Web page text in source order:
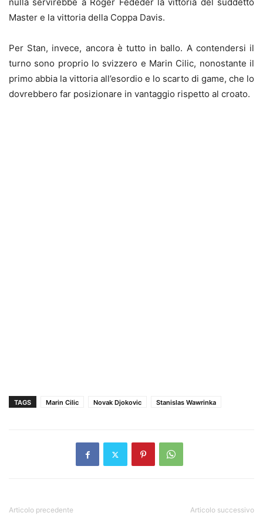
Master e la vittoria della Coppa Davis.
Per Stan, invece, ancora è tutto in ballo. A contendersi il
turno sono proprio lo svizzero e Marin Cilic, nonostante il
primo abbia la vittoria all’esordio e lo scarto di game, che lo
dovrebbero far posizionare in vantaggio rispetto al croato.
TAGS Marin Cilic Novak Djokovic Stanislas Wawrinka
Articolo precedente Articolo successivo